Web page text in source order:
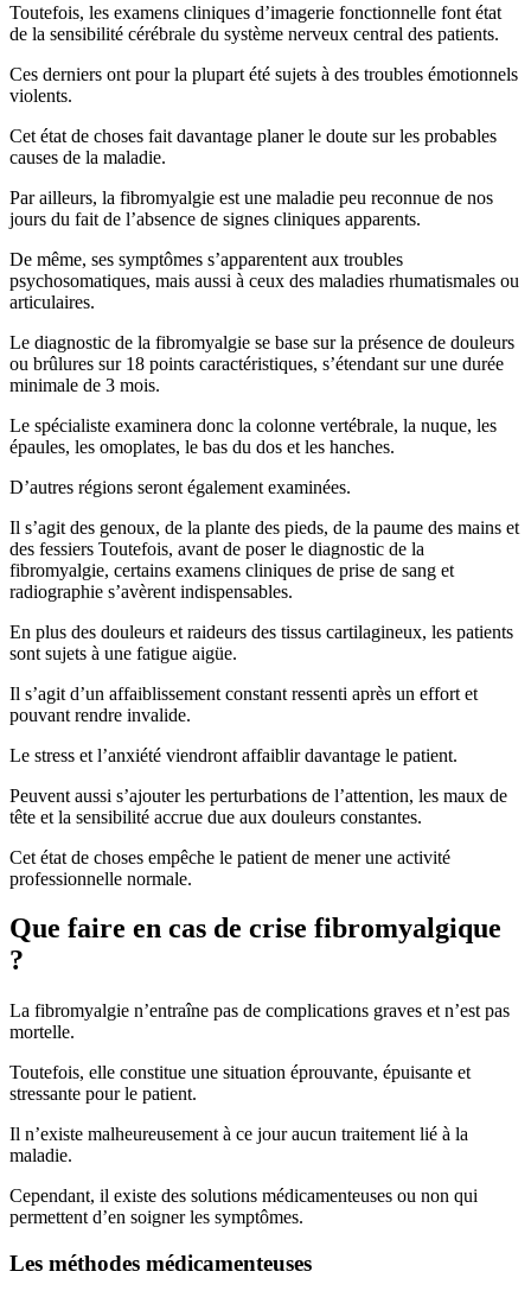
Toutefois, les examens cliniques d’imagerie fonctionnelle font état
de la sensibilité cérébrale du système nerveux central des patients.
Ces derniers ont pour la plupart été sujets à des troubles émotionnels
violents.
Cet état de choses fait davantage planer le doute sur les probables
causes de la maladie.
Par ailleurs, la fibromyalgie est une maladie peu reconnue de nos
jours du fait de l’absence de signes cliniques apparents.
De même, ses symptômes s’apparentent aux troubles
psychosomatiques, mais aussi à ceux des maladies rhumatismales ou
articulaires.
Le diagnostic de la fibromyalgie se base sur la présence de douleurs
ou brûlures sur 18 points caractéristiques, s’étendant sur une durée
minimale de 3 mois.
Le spécialiste examinera donc la colonne vertébrale, la nuque, les
épaules, les omoplates, le bas du dos et les hanches.
D’autres régions seront également examinées.
Il s’agit des genoux, de la plante des pieds, de la paume des mains et
des fessiers Toutefois, avant de poser le diagnostic de la
fibromyalgie, certains examens cliniques de prise de sang et
radiographie s’avèrent indispensables.
En plus des douleurs et raideurs des tissus cartilagineux, les patients
sont sujets à une fatigue aigüe.
Il s’agit d’un affaiblissement constant ressenti après un effort et
pouvant rendre invalide.
Le stress et l’anxiété viendront affaiblir davantage le patient.
Peuvent aussi s’ajouter les perturbations de l’attention, les maux de
tête et la sensibilité accrue due aux douleurs constantes.
Cet état de choses empêche le patient de mener une activité
professionnelle normale.
Que faire en cas de crise fibromyalgique
?
La fibromyalgie n’entraîne pas de complications graves et n’est pas
mortelle.
Toutefois, elle constitue une situation éprouvante, épuisante et
stressante pour le patient.
Il n’existe malheureusement à ce jour aucun traitement lié à la
maladie.
Cependant, il existe des solutions médicamenteuses ou non qui
permettent d’en soigner les symptômes.
Les méthodes médicamenteuses